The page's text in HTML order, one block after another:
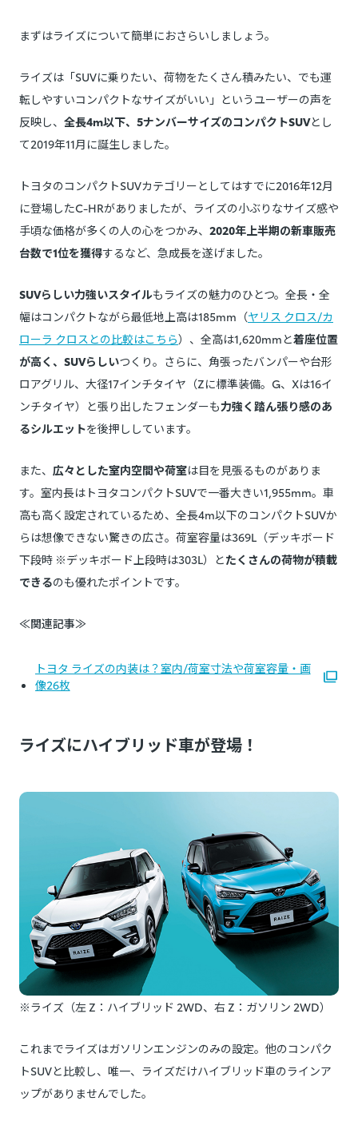
まずはライズについて簡単におさらいしましょう。
ライズは「SUVに乗りたい、荷物をたくさん積みたい、でも運
転しやすいコンパクトなサイズがいい」というユーザーの声を
反映し、 全長4m以下、5ナンバーサイズのコンパクトSUVとし
て2019年11月に誕生しました。
トヨタのコンパクトSUVカテゴリーとしてはすでに2016年12月
に登場したC-HRがありましたが、ライズの小ぶりなサイズ感や
手頃な価格が多くの人の心をつかみ、 2020年上半期の新車販売
台数で1位を獲得するなど、急成長を遂げました。
SUVらしい力強いスタイルもライズの魅力のひとつ。全長・全
幅はコンパクトながら最低地上高は185mm（ヤリス クロス/カ
ローラ クロスとの比較はこちら）、全高は1,620mmと着座位置
が高く、SUVらしいつくり。さらに、角張ったバンパーや台形
ロアグリル、大径17インチタイヤ（Zに標準装備。G、Xは16イ
ンチタイヤ）と張り出したフェンダーも力強く踏ん張り感のあ
るシルエットを後押ししています。
また、 広々とした室内空間や荷室は目を見張るものがありま
す。室内長はトヨタコンパクトSUVで一番大きい1,955mm。車
高も高く設定されているため、全長4m以下のコンパクトSUVか
らは想像できない驚きの広さ。荷室容量は369L（デッキボード
下段時 ※デッキボード上段時は303L）とたくさんの荷物が積載
できるのも優れたポイントです。
≪関連記事≫
トヨタ ライズの内装は？室内/荷室寸法や荷室容量・画
像26枚
ライズにハイブリッド車が登場！
※ライズ（左 Z：ハイブリッド 2WD、右 Z：ガソリン 2WD）
これまでライズはガソリンエンジンのみの設定。他のコンパク
トSUVと比較し、唯一、ライズだけハイブリッド車のラインア
ップがありませんでした。